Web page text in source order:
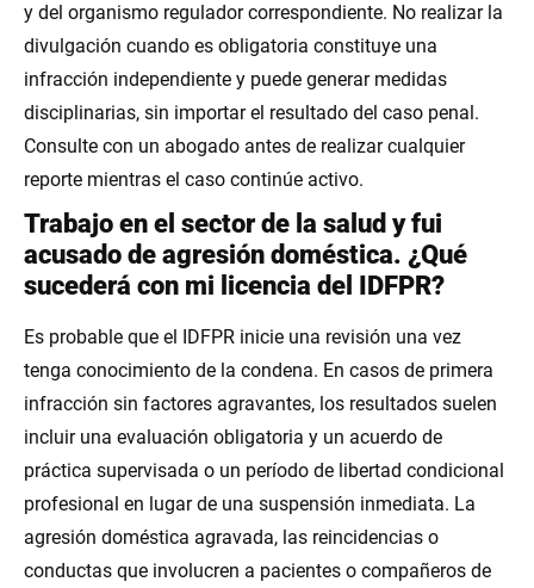
y del organismo regulador correspondiente. No realizar la
divulgación cuando es obligatoria constituye una
infracción independiente y puede generar medidas
disciplinarias, sin importar el resultado del caso penal.
Consulte con un abogado antes de realizar cualquier
reporte mientras el caso continúe activo.
Trabajo en el sector de la salud y fui
acusado de agresión doméstica. ¿Qué
sucederá con mi licencia del IDFPR?
Es probable que el IDFPR inicie una revisión una vez
tenga conocimiento de la condena. En casos de primera
infracción sin factores agravantes, los resultados suelen
incluir una evaluación obligatoria y un acuerdo de
práctica supervisada o un período de libertad condicional
profesional en lugar de una suspensión inmediata. La
agresión doméstica agravada, las reincidencias o
conductas que involucren a pacientes o compañeros de